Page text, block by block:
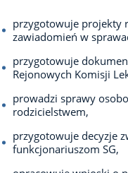
przygotowuje projekty
zawiadomień w
przygotowuje
Rejonowych Komisji
prowadzi sprawy
rodzicielstwem,
przygotowuje decyzje
funkcjonariuszom SG,